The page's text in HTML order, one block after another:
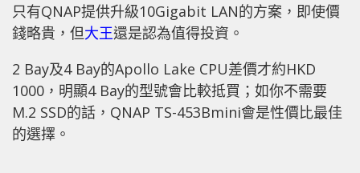
只有QNAP提供升級10Gigabit LAN的方案，即使價
錢略貴，但大王還是認為值得投資。
2 Bay及4 Bay的Apollo Lake CPU差價才約HKD
1000，明顯4 Bay的型號會比較抵買；如你不需要
M.2 SSD的話，QNAP TS-453Bmini會是性價比最佳
的選擇。